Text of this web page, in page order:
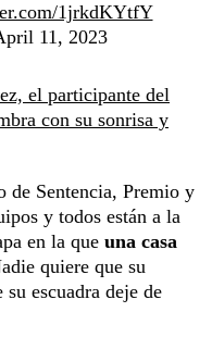
1jrkdKYtfY
11, 2023
el participante del
con su sonrisa y
de Sentencia, Premio y
y todos están a la
en la que una casa
quiere que su
escuadra deje de